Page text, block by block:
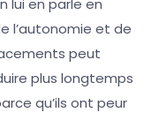
l’autonomie et de
peut
plus longtemps
qu’ils ont peur